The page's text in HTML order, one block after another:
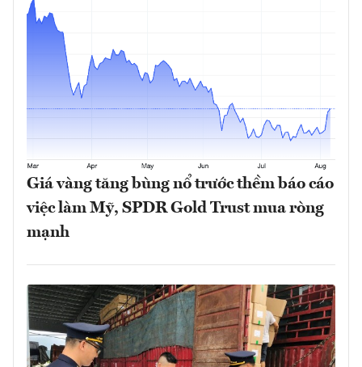
Giá vàng tăng bùng nổ trước thềm báo cáo
việc làm Mỹ, SPDR Gold Trust mua ròng
mạnh